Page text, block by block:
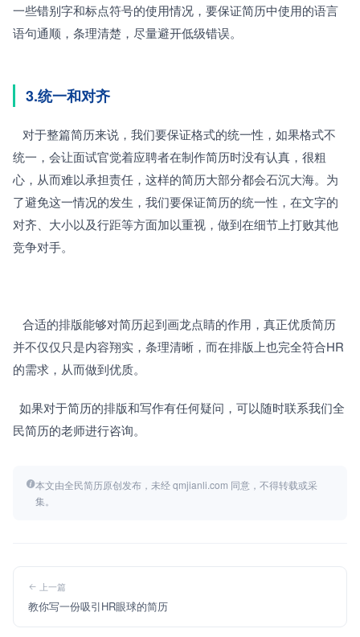
一些错别字和标点符号的使用情况，要保证简历中使用的语言
语句通顺，条理清楚，尽量避开低级错误。
3.统一和对齐
统一，会让面试官觉着应聘者在制作简历时没有认真，很粗
心，从而难以承担责任，这样的简历大部分都会石沉大海。为
了避免这一情况的发生，我们要保证简历的统一性，在文字的
对齐、大小以及行距等方面加以重视，做到在细节上打败其他
竞争对手。
并不仅仅只是内容翔实，条理清晰，而在排版上也完全符合HR
的需求，从而做到优质。
民简历的老师进行咨询。
本文由全民简历原创发布，未经 qmjianli.com 同意，不得转载或采
集。
上一篇
教你写一份吸引HR眼球的简历